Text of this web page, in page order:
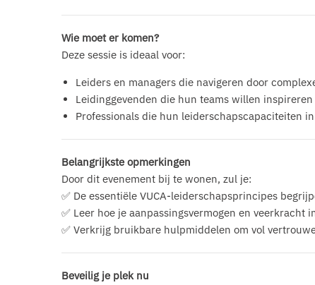
Wie moet er komen?
Deze sessie is ideaal voor:
Leiders en managers die navigeren door
Leidinggevenden die hun teams willen
Professionals die hun leiderschapscapaciteiten
Belangrijkste opmerkingen
Door dit evenement bij te wonen, zul je:
✅ De essentiële VUCA-leiderschapsprincipes
✅ Leer hoe je aanpassingsvermogen en veerkracht
✅ Verkrijg bruikbare hulpmiddelen om vol
Beveilig je plek nu